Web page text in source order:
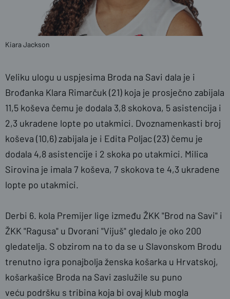
Kiara Jackson
Veliku ulogu u uspjesima Broda na Savi dala je i
Brođanka Klara Rimarčuk (21) koja je prosječno zabijala
11,5 koševa čemu je dodala 3,8 skokova, 5 asistencija i
2,3 ukradene lopte po utakmici. Dvoznamenkasti broj
koševa (10,6) zabijala je i Edita Poljac (23) čemu je
dodala 4,8 asistencije i 2 skoka po utakmici. Milica
Sirovina je imala 7 koševa, 7 skokova te 4,3 ukradene
lopte po utakmici.
Derbi 6. kola Premijer lige između ŽKK "Brod na Savi" i
ŽKK "Ragusa" u Dvorani "Vijuš" gledalo je oko 200
gledatelja. S obzirom na to da se u Slavonskom Brodu
trenutno igra ponajbolja ženska košarka u Hrvatskoj,
košarkašice Broda na Savi zaslužile su puno
veću podršku s tribina koja bi ovaj klub mogla